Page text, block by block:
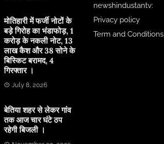
मोतिहारी में फर्जी नोटों के
बड़े गिरोह का भंडाफोड़, 1
करोड़ के नकली नोट, 13
लाख कैश और 38 सोने के
बिस्किट बरामद, 4
गिरफ्तार ।
July 8, 2026
बेतिया शहर से लेकर गांव
तक आज चार घंटे ठप
रहेगी बिजली ।
newshindustantv:
Privacy policy
Term and Conditions